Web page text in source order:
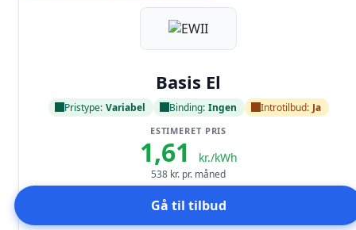
Basis El
Pristype: Variabel Binding: Ingen Introtilbud: Ja
ESTIMERET PRIS
1,61 kr./kWh
538 kr. pr. måned
Gå til tilbud